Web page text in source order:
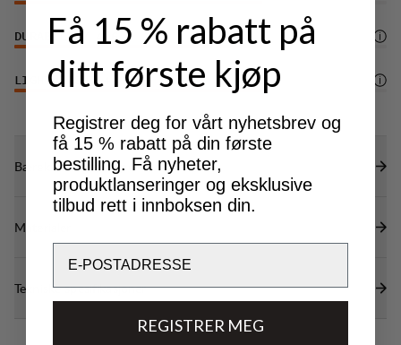
DURABILITY /6
LIGHTWEIGHT /6
Bærekraftsegenskaper
Materialer
Tekniske spesifikasjoner
Få 15 % rabatt på
ditt første kjøp
Registrer deg for vårt nyhetsbrev og
få 15 % rabatt på din første
bestilling. Få nyheter,
produktlanseringer og eksklusive
tilbud rett i innboksen din.
REGISTRER MEG